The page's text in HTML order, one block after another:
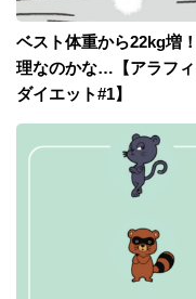
ベスト体重から22kg増
理なのかな…【アラフ
ダイエット#1】